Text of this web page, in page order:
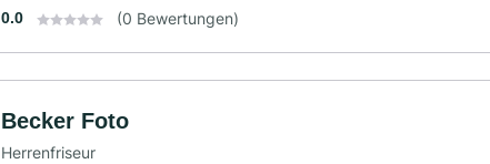
0.0 (0 Bewertungen)
Becker Foto
Herrenfriseur